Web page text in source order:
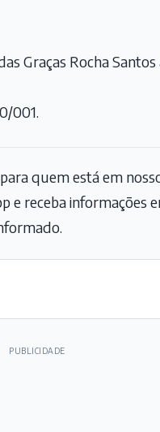
Graças Rocha
001.
quem está em
e receba informações
PUBLICIDADE